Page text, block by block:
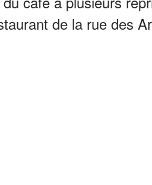
de la rue des